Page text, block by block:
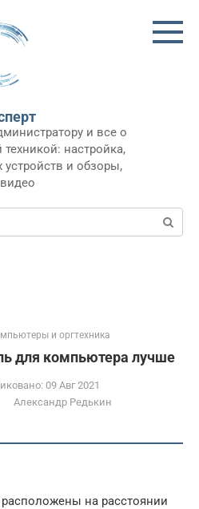
и все о
настройка,
и обзоры,
и оргтехника
для компьютера лучше
09 Авг 2021
Александр Редькин
на расстоянии